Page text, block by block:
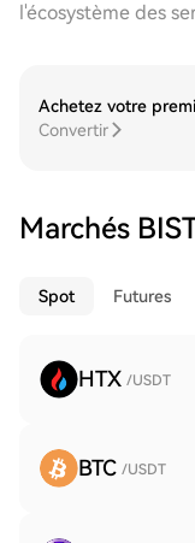
l'écosystème des
Achetez votre
Convertir
Marchés
Spot Futures
HTX /USDT
BTC /USDT